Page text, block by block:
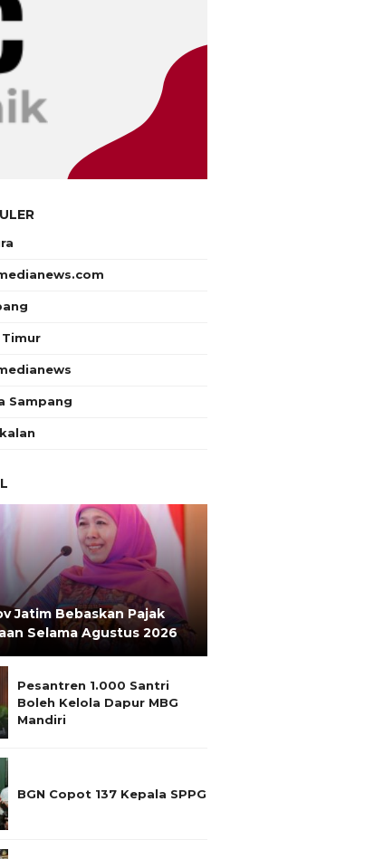
Timur
Sampang
Jatim Bebaskan Pajak
Selama Agustus 2026
Pesantren 1.000 Santri
Boleh Kelola Dapur MBG
Mandiri
BGN Copot 137 Kepala SPPG